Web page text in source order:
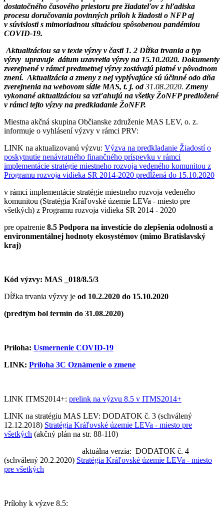
dostatočného časového priestoru pre žiadateľov z hľadiska
procesu doručovania povinných príloh k žiadosti o NFP aj
v súvislosti s mimoriadnou situáciou spôsobenou pandémiou
COVID-19.
Aktualizáciou sa v texte výzvy v časti 1. 2 Dĺžka trvania a typ
výzvy upravuje dátum uzavretia výzvy na 15.10.2020. Dokumenty
zverejnené v rámci predmetnej výzvy zostávajú platné v pôvodnom
znení. Aktualizácia a zmeny z nej vyplývajúce sú účinné odo dňa
zverejnenia na webovom sídle MAS, t. j. od31.08.2020. Zmeny
vykonané aktualizáciou sa vzťahujú na všetky ŽoNFP predložené
v rámci tejto výzvy na predkladanie ŽoNFP.
Miestna akčná skupina Občianske združenie MAS LEV, o. z.
informuje o vyhlásení výzvy v rámci PRV:
LINK na aktualizovanú výzvu: Výzva na predkladanie Žiadostí o
poskytnutie nenávratného finančného príspevku v rámci
implementácie stratégie miestneho rozvoja vedeného komunitou z
Programu rozvoja vidieka SR 2014-2020 predĺžená do 15.10.2020
v rámci implementácie stratégie miestneho rozvoja vedeného
komunitou (Stratégia Kráľovské územie LEVa - miesto pre
všetkých) z Programu rozvoja vidieka SR 2014 - 2020
pre opatrenie 8.5 Podpora na investície do zlepšenia odolnosti a
environmentálnej hodnoty ekosystémov (mimo Bratislavský
kraj)
Kód výzvy: MAS _018/8.5/3
Dĺžka trvania výzvy je od 10.2.2020 do 15.10.2020
(predtým bol termín do 31.08.2020)
Príloha: Usmernenie COVID-19
LINK: Príloha 3C Oznámenie o zmene
LINK ITMS2014+: prelink na výzvu 8.5 v ITMS2014+
LINK na stratégiu MAS LEV: DODATOK č. 3 (schválený
12.12.2018) Stratégia Kráľovské územie LEVa - miesto pre
všetkých (akčný plán na str. 88-110)
aktuálna verzia: DODATOK č. 4
(schválený 20.2.2020) Stratégia Kráľovské územie LEVa - miesto
pre všetkých
Prílohy k výzve 8.5: